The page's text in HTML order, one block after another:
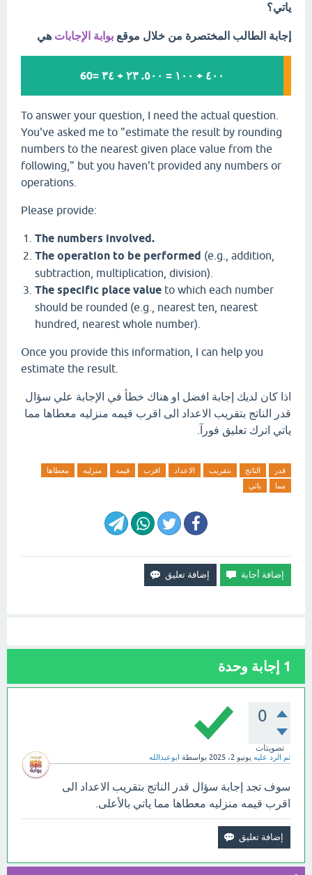
ياتي؟
إجابة الطالب المختصرة من خلال موقع بوابة الإجابات هي
٤٠٠ + ١٠٠ = ٥٠٠. ٢٣ + ٣٤ =60
To answer your question, I need the actual question.
You've asked me to "estimate the result by rounding
numbers to the nearest given place value from the
following," but you haven't provided any numbers or
operations.
Please provide:
The numbers involved.
The operation to be performed (e.g., addition,
subtraction, multiplication, division).
The specific place value to which each number
should be rounded (e.g., nearest ten, nearest
hundred, nearest whole number).
Once you provide this information, I can help you
estimate the result.
اذا كان لديك إجابة افضل او هناك خطأ في الإجابة علي سؤال
قدر الناتج بتقريب الاعداد الى اقرب قيمه منزليه معطاها مما
ياتي اترك تعليق فورآ.
قدر الناتج بتقريب الاعداد اقرب قيمه منزليه
معطاها
مما
ياتي
1 إجابة وحدة
0
تصويتات
تم الرد عليه يونيو 2، 2025 بواسطة ابوعبدالله
سوف تجد إجابة سؤال قدر الناتج بتقريب الاعداد الى
اقرب قيمه منزليه معطاها مما ياتي بالأعلى.